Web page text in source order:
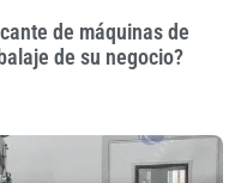
de máquinas de
de su negocio?